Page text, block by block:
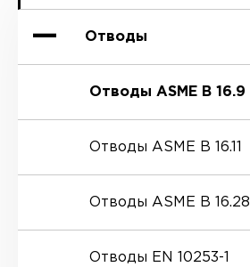
Отводы
Отводы ASME B 16.9
Отводы ASME B 16.11
Отводы ASME B 16.28
Отводы EN 10253-1